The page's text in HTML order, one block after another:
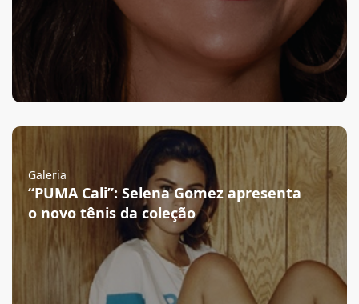
Galeria
“PUMA Cali”: Selena Gomez apresenta
o novo tênis da coleção